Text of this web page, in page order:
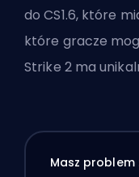
do CS1.6, które
które gracze
Strike 2 ma
Masz problem